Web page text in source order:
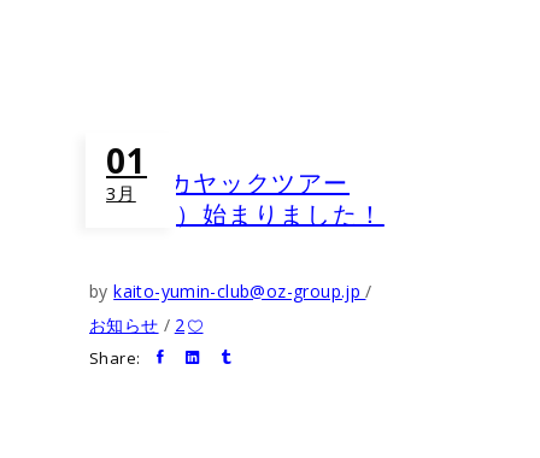
01
3月
無人島カヤックツアー
（2026）始まりました！
bykaito-yumin-club@oz-group.jp
お知らせ
2
Share: